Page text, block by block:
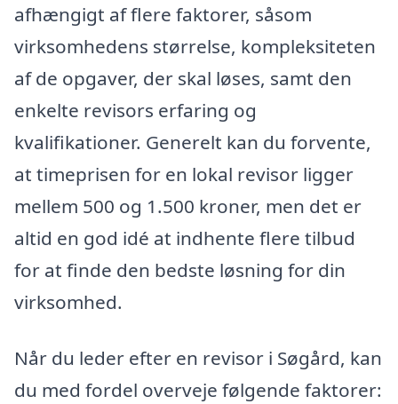
afhængigt af flere faktorer, såsom
virksomhedens størrelse, kompleksiteten
af de opgaver, der skal løses, samt den
enkelte revisors erfaring og
kvalifikationer. Generelt kan du forvente,
at timeprisen for en lokal revisor ligger
mellem 500 og 1.500 kroner, men det er
altid en god idé at indhente flere tilbud
for at finde den bedste løsning for din
virksomhed.
Når du leder efter en revisor i Søgård, kan
du med fordel overveje følgende faktorer: